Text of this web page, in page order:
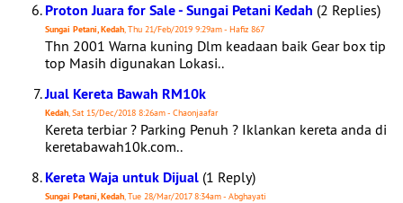
Proton Juara for Sale - Sungai Petani Kedah (2 Replies)
Sungai Petani, Kedah, Thu 21/Feb/2019 9:29am - Hafiz 867
Thn 2001 Warna kuning Dlm keadaan baik Gear box tip
top Masih digunakan Lokasi..
Jual Kereta Bawah RM10k
Kedah, Sat 15/Dec/2018 8:26am - Chaonjaafar
Kereta terbiar ? Parking Penuh ? Iklankan kereta anda di
keretabawah10k.com..
Kereta Waja untuk Dijual (1 Reply)
Sungai Petani, Kedah, Tue 28/Mar/2017 8:34am - Abghayati